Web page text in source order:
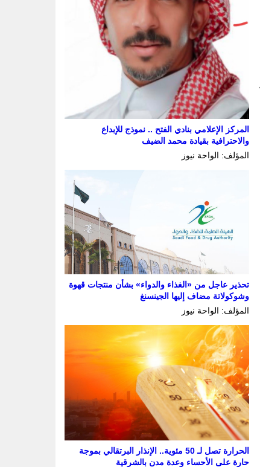
المركز الإعلامي بنادي الفتح .. نموذج للإبداع
والاحترافية بقيادة محمد الضيف
المؤلف: الواحة نيوز
تحذير عاجل من «الغذاء والدواء» بشأن منتجات قهوة
وشوكولاتة مضاف إليها الجينسنغ
المؤلف: الواحة نيوز
الحرارة تصل لـ 50 مئوية.. الإنذار البرتقالي بموجة
حارة على الأحساء وعدة مدن بالشرقية